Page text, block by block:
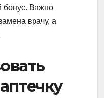
бонус. Важно
врачу, а